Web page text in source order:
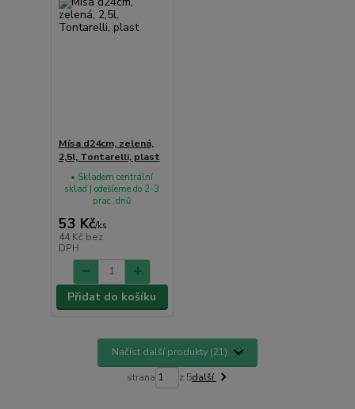
Mísa d24cm, zelená,
2,5l, Tontarelli, plast
53 Kč/ks
44 Kč bez
DPH
• Skladem centrální
sklad | odešleme do 2-3
prac. dnů
Přidat do košíku
Načíst další produkty (21)
strana z 5další